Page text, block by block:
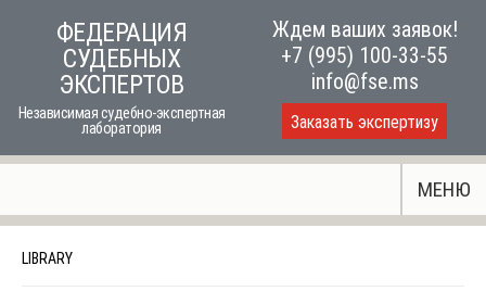
ФЕДЕРАЦИЯ
СУДЕБНЫХ
ЭКСПЕРТОВ
Независимая судебно-экспертная
лаборатория
Ждем ваших заявок!
+7 (995) 100-33-55
info@fse.ms
Заказать экспертизу
МЕНЮ
LIBRARY